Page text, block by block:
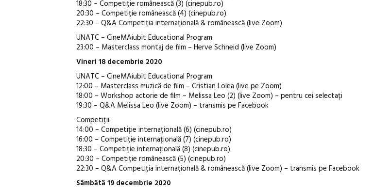
18:30 – Competiție românească (3) (cinepub.ro)
20:30 – Competiție românească (4) (cinepub.ro)
22:30 – Q&A Competiția internațională & românească (live Zoom)
UNATC – CineMAiubit Educational Program:
23:00 – Masterclass montaj de film – Herve Schneid (live Zoom)
Vineri 18 decembrie 2020
UNATC – CineMAiubit Educational Program:
12:00 – Masterclass muzică de film – Cristian Lolea (live pe Zoom)
18:00 – Workshop actorie de film – Melissa Leo (2) (live Zoom) – pentru cei selectați
19:30 – Q&A Melissa Leo (live Zoom) – transmis pe Facebook
Competiții:
14:00 – Competiție internațională (6) (cinepub.ro)
16:00 – Competiție internațională (7) (cinepub.ro)
18:30 – Competiție internațională (8) (cinepub.ro)
20:30 – Competiție românească (5) (cinepub.ro)
22:30 – Q&A Competiția internațională & românească (live Zoom) – transmis pe Facebook
Sâmbătă 19 decembrie 2020